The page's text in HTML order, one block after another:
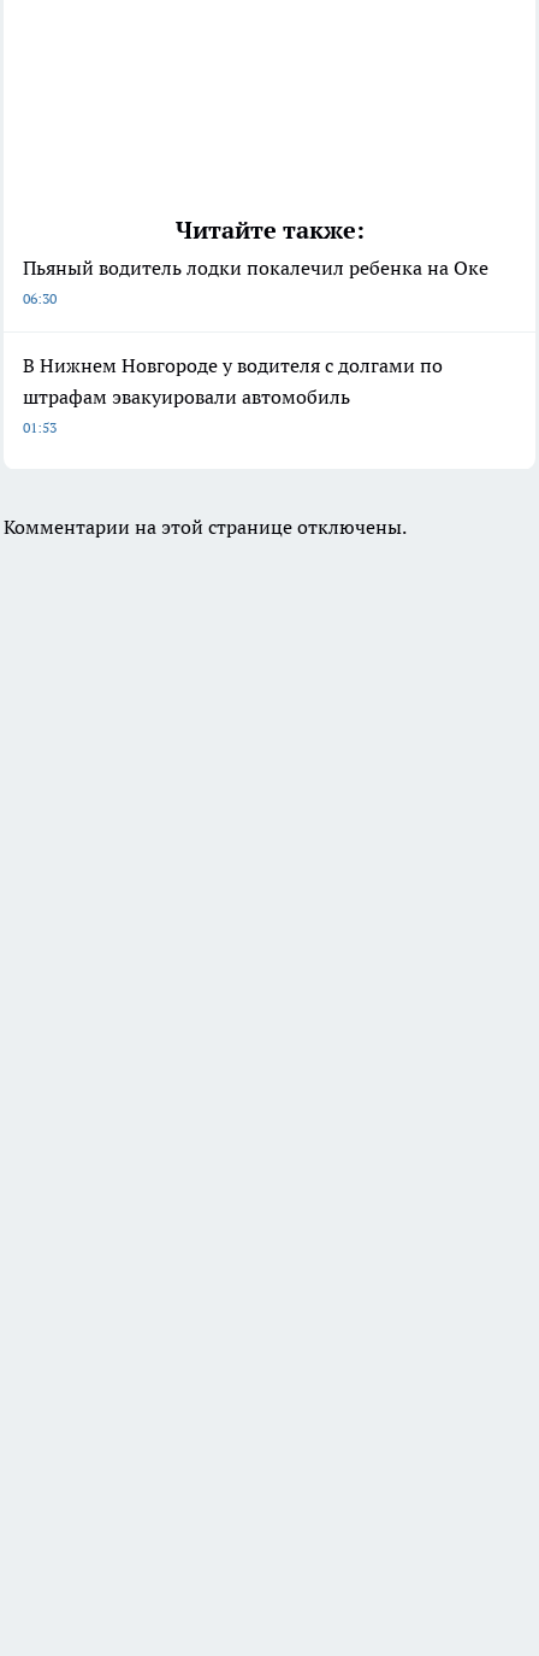
Читайте также:
Пьяный водитель лодки покалечил ребенка на Оке
06:30
В Нижнем Новгороде у водителя с долгами по
штрафам эвакуировали автомобиль
01:53
Комментарии на этой странице отключены.